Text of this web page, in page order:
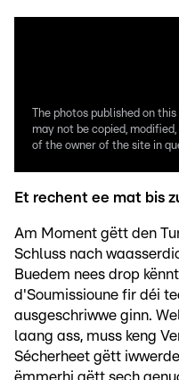
The photos published on
may not be copied,
of the owner of the site in
Et rechent ee mat bis
Am Moment gëtt den
Schluss nach
Buedem nees drop
d'Soumissioune fir déi
ausgeschriwwe ginn.
laang ass, muss keng
Sécherheet gëtt
ëmmerhi gëtt sech